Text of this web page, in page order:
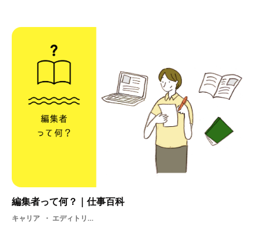
編集者って何？｜仕事百科
キャリア エディトリアル・ 仕事・ 企画・ 編集・ 編集者・ エディター